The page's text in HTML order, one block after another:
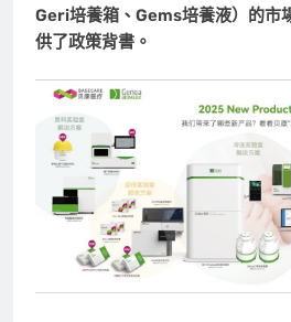
Geri培養箱、Gems培養液）的市
供了政策背書。